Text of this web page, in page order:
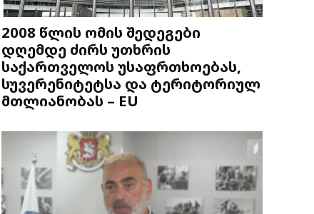
2008 წლის ომის შედეგები
დღემდე ძირს უთხრის
საქართველოს უსაფრთხოებას,
სუვერენიტეტსა და ტერიტორიულ
მთლიანობას – EU